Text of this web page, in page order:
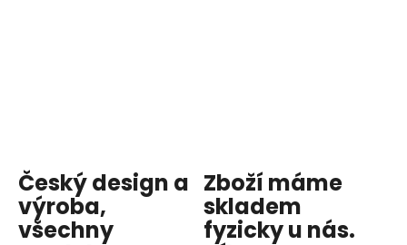
Český design a
výroba,
všechny
Zboží máme
skladem
fyzicky u nás.